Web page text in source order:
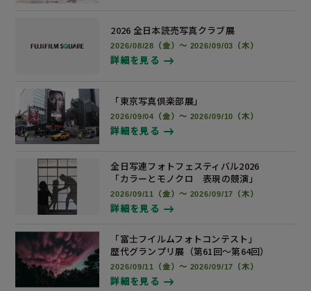
2026 全日本読売写真クラブ展
2026/08/28（金）～ 2026/09/03（木）
詳細を見る
「東京写真倶楽部展」
2026/09/04（金）～ 2026/09/10（木）
詳細を見る
全日写連フォトフェスティバル2026
「カラーとモノクロ 表現の競演」
2026/09/11（金）～ 2026/09/17（木）
詳細を見る
「富士フイルムフォトコンテスト」
歴代グランプリ展 （第61回～第64回）
2026/09/11（金）～ 2026/09/17（木）
詳細を見る